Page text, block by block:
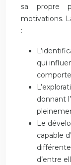
sa propre
motivations.
:
qui
donnant
Le
capable
d’entre